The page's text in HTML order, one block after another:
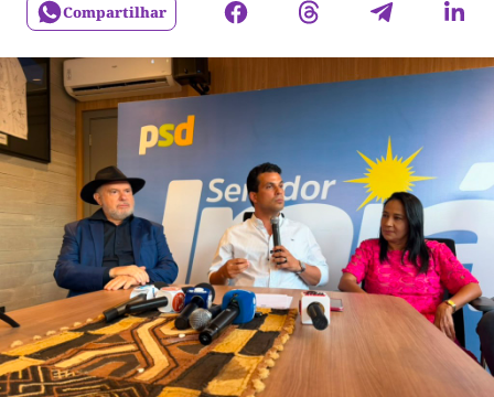
Compartilhar